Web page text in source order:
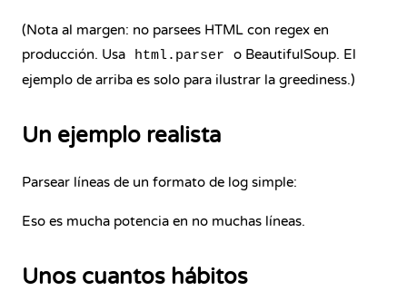
(Nota al margen: no parsees HTML con regex en
producción. Usa
html.parser
o BeautifulSoup. El
ejemplo de arriba es solo para ilustrar la greediness.)
Un ejemplo realista
Parsear líneas de un formato de log simple:
Eso es mucha potencia en no muchas líneas.
Unos cuantos hábitos